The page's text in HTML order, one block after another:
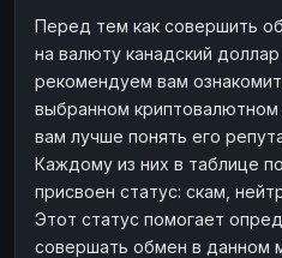
Перед тем как совершить
на валюту канадский
рекомендуем вам
выбранном
вам лучше понять его
Каждому из них в таблице
присвоен статус: скам,
Этот статус помогает
совершать обмен в данном